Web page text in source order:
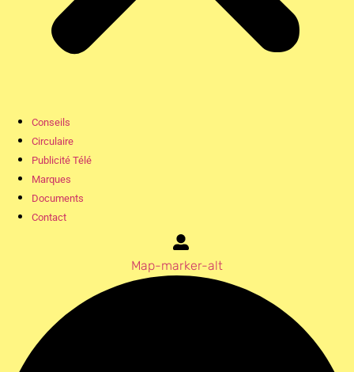
Conseils
Circulaire
Publicité Télé
Marques
Documents
Contact
Map-marker-alt